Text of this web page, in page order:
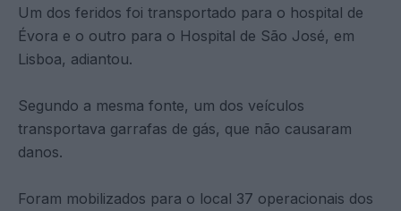
Um dos feridos foi transportado para o hospital de
Évora e o outro para o Hospital de São José, em
Lisboa, adiantou.
Segundo a mesma fonte, um dos veículos
transportava garrafas de gás, que não causaram
danos.
Foram mobilizados para o local 37 operacionais dos